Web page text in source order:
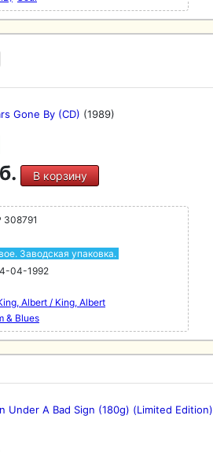
Gone By (CD) (1989)
В корзину
308791
Заводская упаковка.
04-1992
Albert / King, Albert
& Blues
Under A Bad Sign (180g) (Limited Edition)